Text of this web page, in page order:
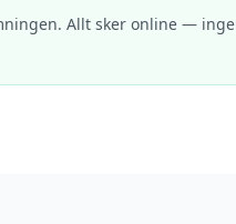
Allt sker online —